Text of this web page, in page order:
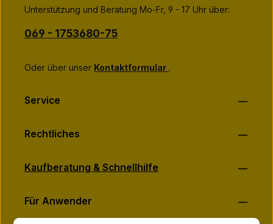
einverstanden. *
Unterstützung und Beratung Mo-Fr, 9 - 17 Uhr über:
069 - 1753680-75
Oder über unser Kontaktformular .
Service
Rechtliches
Kaufberatung & Schnellhilfe
Für Anwender